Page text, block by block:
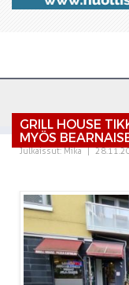
GRILL HOUSE
MYÖS
Julkaissut:Mika |